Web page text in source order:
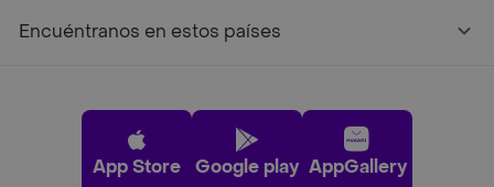
Encuéntranos en estos países
App Store Google play AppGallery